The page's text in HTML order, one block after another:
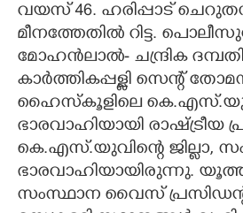
വയസ് 46. ഹരിപ്പാട്
മീനത്തേതിൽ റിട്ട.
മോഹൻലാൽ- ചന്ദ്രിക
കാർത്തികപ്പള്ളി സെന്റ്
ഹൈസ്കൂളിലെ കെ.എസ്.യു
ഭാരവാഹിയായി രാഷ്ട്രീയ
കെ.എസ്.യുവിന്റെ ജില്ലാ,
ഭാരവാഹിയായിരുന്നു.
സംസ്ഥാന വൈസ്